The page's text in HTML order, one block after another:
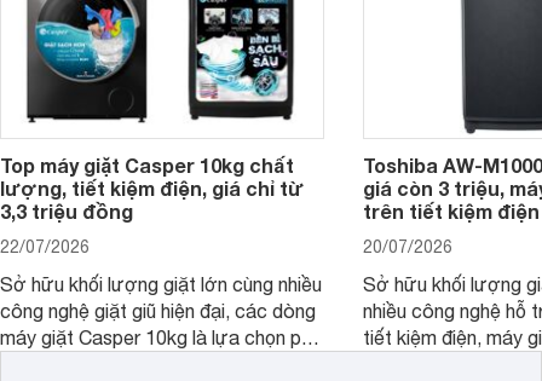
Top máy giặt Casper 10kg chất
lượng, tiết kiệm điện, giá chỉ từ
3,3 triệu đồng
22/07/2026
Sở hữu khối lượng giặt lớn cùng nhiều
công nghệ giặt giũ hiện đại, các dòng
máy giặt Casper 10kg là lựa chọn phù
Toshiba AW-
giá còn 3 triệu,
trên tiết kiệm
20/07/2026
Sở hữu khối lượng
nhiều công nghệ hỗ
tiết kiệm điện, máy